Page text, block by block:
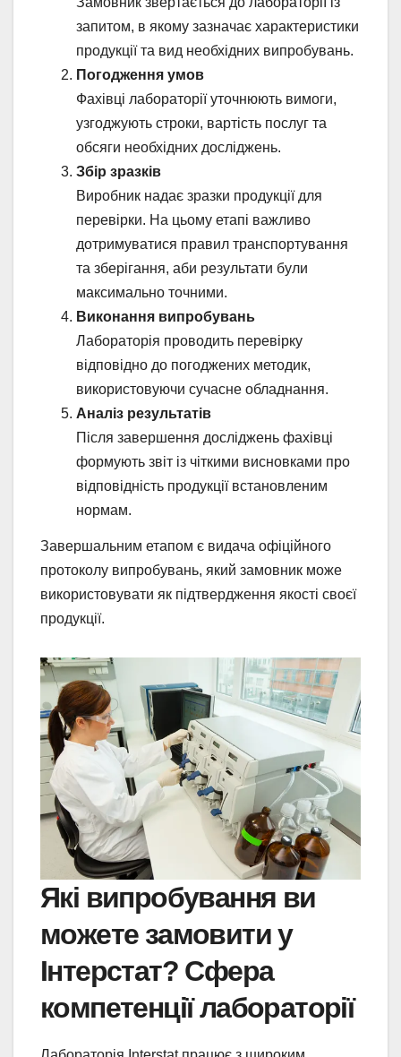
запитом, в якому зазначає характеристики
продукції та вид необхідних випробувань.
Погодження умов
Фахівці лабораторії уточнюють вимоги,
узгоджують строки, вартість послуг та
обсяги необхідних досліджень.
Збір зразків
Виробник надає зразки продукції для
перевірки. На цьому етапі важливо
дотримуватися правил транспортування
та зберігання, аби результати були
максимально точними.
Виконання випробувань
Лабораторія проводить перевірку
відповідно до погоджених методик,
використовуючи сучасне обладнання.
Аналіз результатів
Після завершення досліджень фахівці
формують звіт із чіткими висновками про
відповідність продукції встановленим
нормам.
Завершальним етапом є видача офіційного
протоколу випробувань, який замовник може
використовувати як підтвердження якості своєї
продукції.
Які випробування ви
можете замовити у
Інтерстат? Сфера
компетенції лабораторії